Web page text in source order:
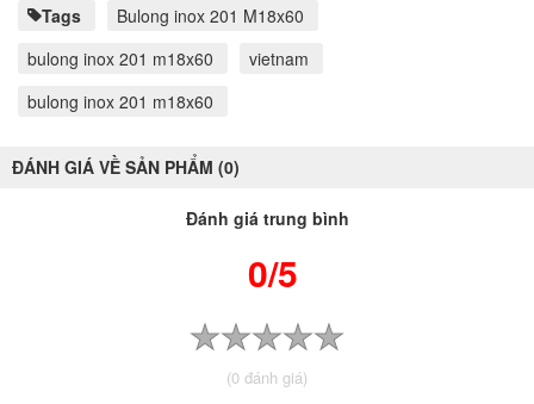
Tags
Bulong inox 201 M18x60
bulong inox 201 m18x60
vietnam
bulong inox 201 m18x60
ĐÁNH GIÁ VỀ SẢN PHẨM (0)
Đánh giá trung bình
0/5
(0 đánh giá)